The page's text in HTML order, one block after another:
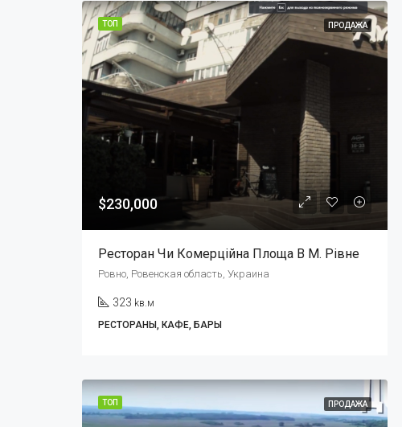
ТОП ПРОДАЖА
$230,000
Ресторан Чи Комерційна Площа В М. Рівне
Ровно, Ровенская область, Украина
323 kв.м
РЕСТОРАНЫ, КАФЕ, БАРЫ
ТОП ПРОДАЖА